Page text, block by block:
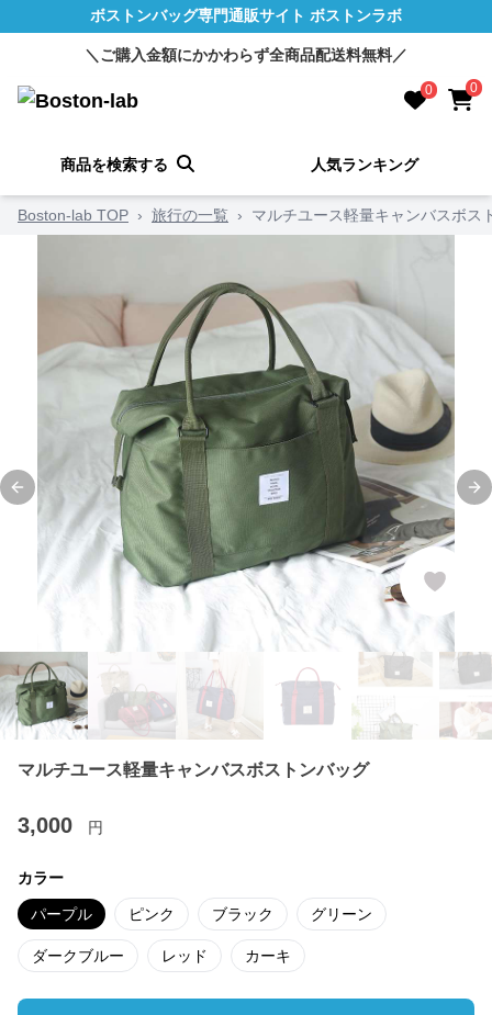
ボストンバッグ専門通販サイト ボストンラボ
＼ご購入金額にかかわらず全商品配送料無料／
0 0
商品を検索する 人気ランキング
Boston-lab TOP › 旅行の一覧 › マルチユース軽量キャンバスボス
Previous slide
マルチユース軽量キャンバスボストンバッグ
3,000 円
カラー
パープル ピンク ブラック グリーン
ダークブルー レッド カーキ